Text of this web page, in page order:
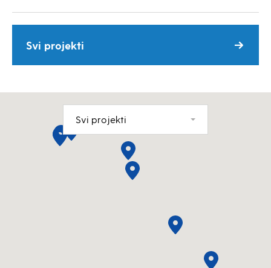
Svi projekti
Svi projekti